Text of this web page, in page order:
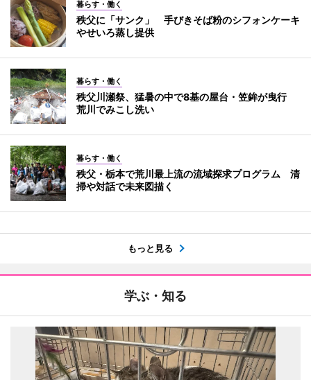
暮らす・働く
秩父に「サンク」 手びきそば粉のシフォンケーキ
やせいろ蒸し提供
暮らす・働く
秩父川瀬祭、猛暑の中で8基の屋台・笠鉾が曳行
荒川でみこし洗い
暮らす・働く
秩父・栃本で荒川最上流の流域探求プログラム 清
掃や対話で未来図描く
もっと見る
学ぶ・知る